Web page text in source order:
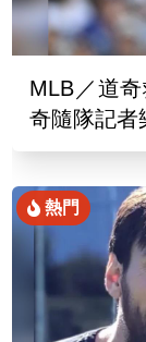
MLB／道
奇隨隊記者
熱門